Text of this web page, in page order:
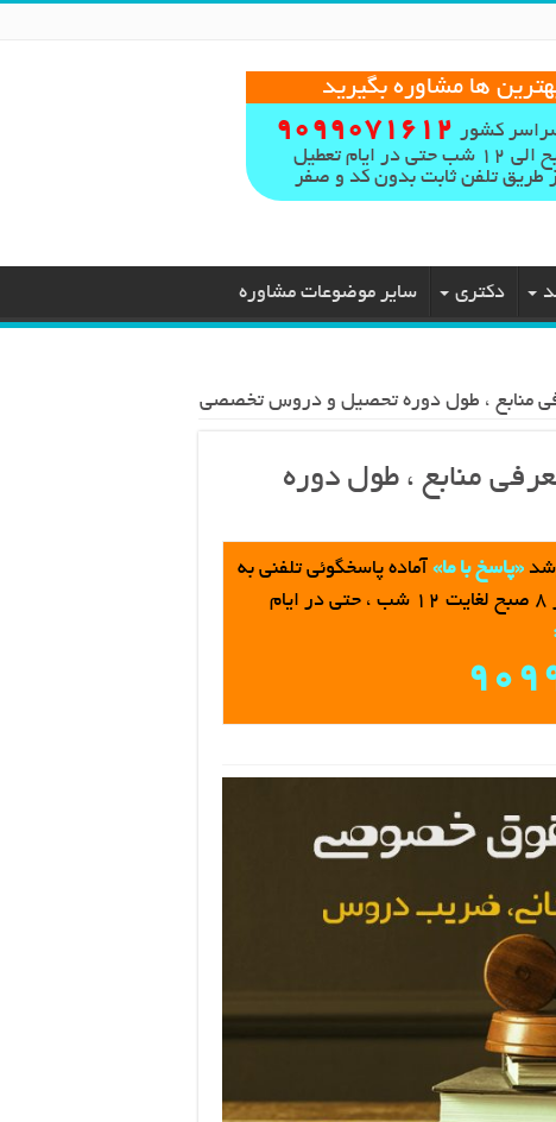
ها مشاوره بگیرید
کشور
طریق تلفن ثابت بدون کد و صفر
دکتری سایر موضوعات مشاوره
منابع ، طول دوره تحصیل و دروس تخصصی
منابع ، طول دوره
«پاسخ با ما» آماده پاسخگوئي تلفني به
، تماس از 8 صبح لغايت 12 شب ، حتی در ایام